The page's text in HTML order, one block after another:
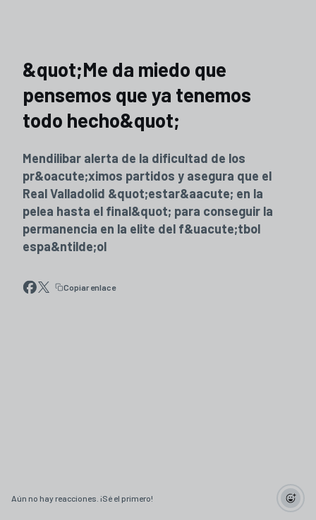
&quot;Me da miedo que
pensemos que ya tenemos
todo hecho&quot;
Mendilibar alerta de la dificultad de los
pr&oacute;ximos partidos y asegura que el
Real Valladolid &quot;estar&aacute; en la
pelea hasta el final&quot; para conseguir la
permanencia en la elite del f&uacute;tbol
espa&ntilde;ol
Copiar enlace
Aún no hay reacciones. ¡Sé el primero!